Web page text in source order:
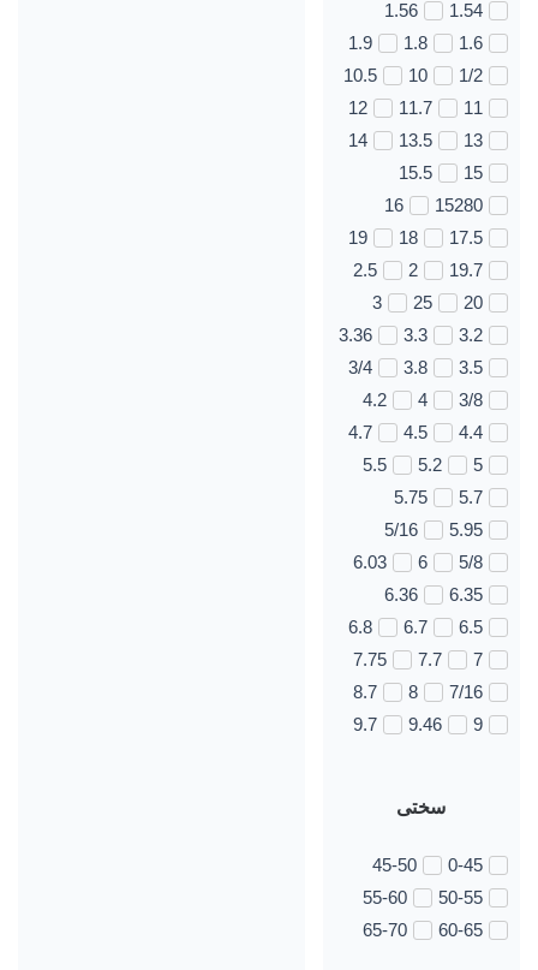
1.54
1.56
1.6
1.8
1.9
1/2
10
10.5
11
11.7
12
13
13.5
14
15
15.5
15280
16
17.5
18
19
19.7
2
2.5
20
25
3
3.2
3.3
3.36
3.5
3.8
3/4
3/8
4
4.2
4.4
4.5
4.7
5
5.2
5.5
5.7
5.75
5.95
5/16
5/8
6
6.03
6.35
6.36
6.5
6.7
6.8
7
7.7
7.75
7/16
8
8.7
9
9.46
9.7
سختی
0-45
45-50
50-55
55-60
60-65
65-70